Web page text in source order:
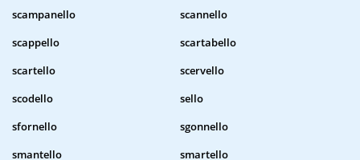
scampanello
scannello
scappello
scartabello
scartello
scervello
scodello
sello
sfornello
sgonnello
smantello
smartello